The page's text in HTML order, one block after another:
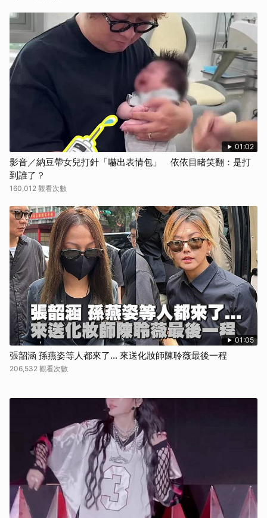
01:02
影音／納豆帶女兒打針「嚇出表情包」 依依目睹笑翻：是打
到誰了？
160,012 觀看次數
01:05
張韶涵 孫燕姿等人都來了... 來送化妝師陳聆薇最後一程
206,532 觀看次數